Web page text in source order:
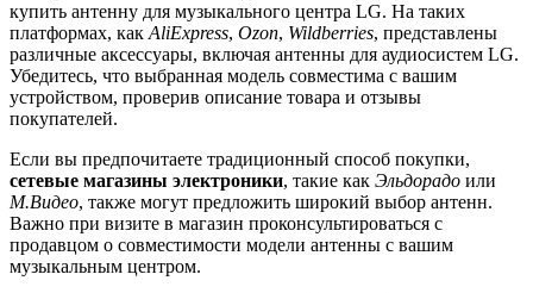
купить антенну для музыкального центра LG. На таких
платформах, как AliExpress, Ozon, Wildberries, представлены
различные аксессуары, включая антенны для аудиосистем LG.
Убедитесь, что выбранная модель совместима с вашим
устройством, проверив описание товара и отзывы
покупателей.
Если вы предпочитаете традиционный способ покупки,
сетевые магазины электроники, такие как Эльдорадо или
М.Видео, также могут предложить широкий выбор антенн.
Важно при визите в магазин проконсультироваться с
продавцом о совместимости модели антенны с вашим
музыкальным центром.